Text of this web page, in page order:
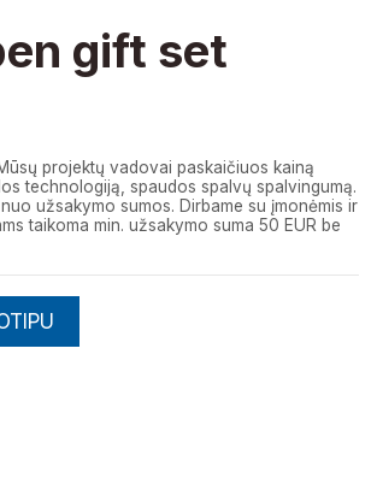
gift set
projektų vadovai paskaičiuos kainą
technologiją, spaudos spalvų spalvingumą.
užsakymo sumos. Dirbame su įmonėmis ir
taikoma min. užsakymo suma 50 EUR be